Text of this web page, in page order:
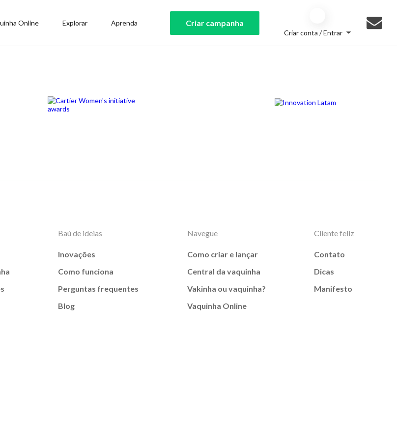
Online Explorar Aprenda Criar campanha
Criar conta / Entrar
Baú de ideias
Inovações
Como funciona
Perguntas frequentes
Blog
Navegue
Como criar e lançar
Central da vaquinha
Vakinha ou vaquinha?
Vaquinha Online
Cliente feliz
Contato
Dicas
Manifesto